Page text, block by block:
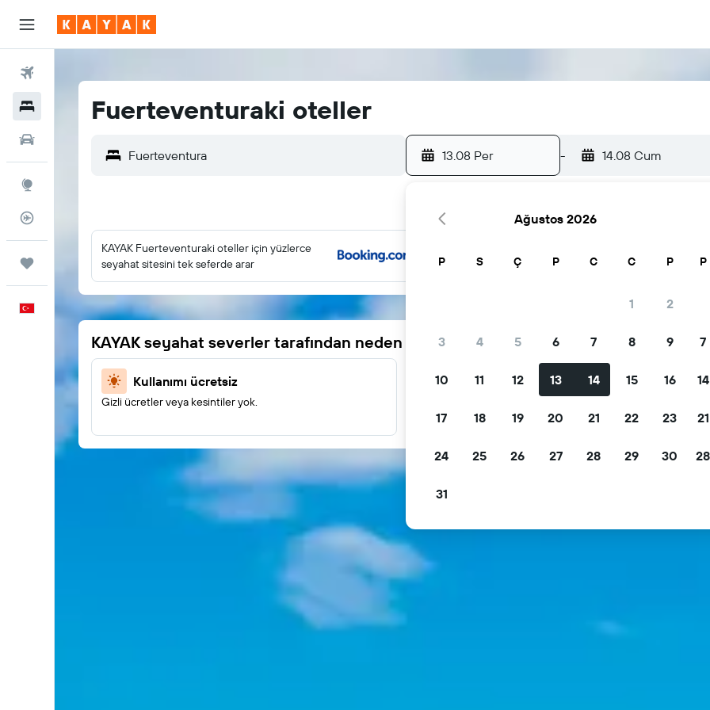
Türkçe
Fuerteventuraki oteller
13.08 Per - 14.08 Cum
KAYAK Fuerteventuraki oteller için yüzlerce
seyahat sitesini tek seferde arar
KAYAK seyahat severler tarafından neden tercih ediliyor
Kullanımı ücretsiz
Gizli ücretler veya kesintiler yok.
Fırsatlarınızı filtreleyin
filtreleyin.
Ağustos 2026
P S Ç P C C P
1 2
3 4 5 6 7 8 9
10 11 12 13 14 15 16
17 18 19 20 21 22 23
24 25 26 27 28 29 30
31
P
7
14
21
28